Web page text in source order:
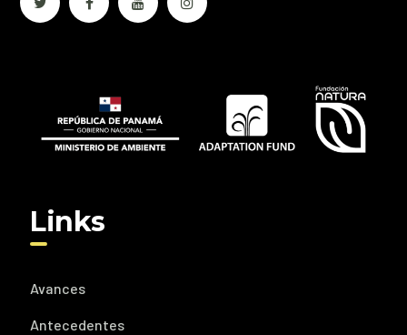
Links
Avances
Antecedentes